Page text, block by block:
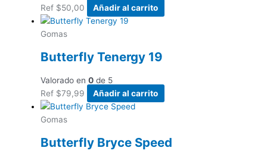
Ref $50,00 Añadir al carrito
Gomas
Butterfly Tenergy 19
Valorado en 0 de 5
Ref $79,99 Añadir al carrito
Gomas
Butterfly Bryce Speed